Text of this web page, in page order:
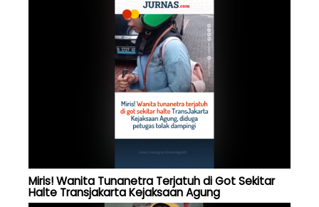
Miris! Wanita Tunanetra Terjatuh di Got Sekitar
Halte Transjakarta Kejaksaan Agung